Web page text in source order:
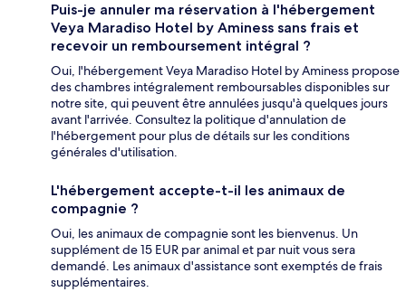
Puis-je annuler ma réservation à l'hébergement
Veya Maradiso Hotel by Aminess sans frais et
recevoir un remboursement intégral ?
Oui, l'hébergement Veya Maradiso Hotel by Aminess propose
des chambres intégralement remboursables disponibles sur
notre site, qui peuvent être annulées jusqu'à quelques jours
avant l'arrivée. Consultez la politique d'annulation de
l'hébergement pour plus de détails sur les conditions
générales d'utilisation.
L'hébergement accepte-t-il les animaux de
compagnie ?
Oui, les animaux de compagnie sont les bienvenus. Un
supplément de 15 EUR par animal et par nuit vous sera
demandé. Les animaux d'assistance sont exemptés de frais
supplémentaires.